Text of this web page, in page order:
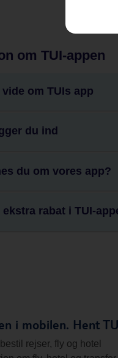
om TUI-appen
om TUIs app
du ind
du om vores app?
rabat i TUI-
i mobilen. Hent
rejser, fly og hotel